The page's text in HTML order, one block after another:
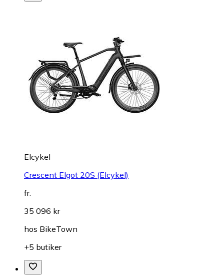
Elcykel
Crescent Elgot 20S (Elcykel)
fr.
35 096 kr
hos BikeTown
+5 butiker